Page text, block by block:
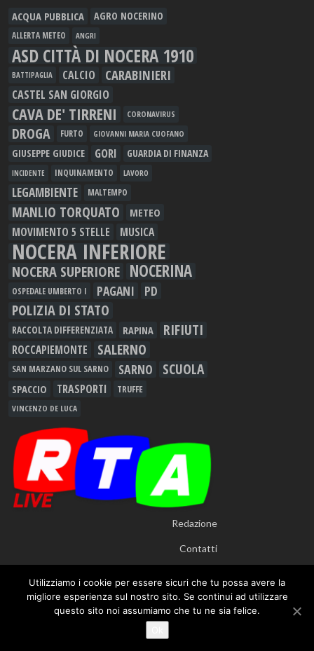
ACQUA PUBBLICA AGRO NOCERINO
ALLERTA METEO ANGRI
ASD CITTÀ DI NOCERA 1910
BATTIPAGLIA CALCIO CARABINIERI
CASTEL SAN GIORGIO
CAVA DE' TIRRENI CORONAVIRUS
DROGA FURTO GIOVANNI MARIA CUOFANO
GIUSEPPE GIUDICE GORI GUARDIA DI FINANZA
INCIDENTE INQUINAMENTO LAVORO
LEGAMBIENTE MALTEMPO
MANLIO TORQUATO METEO
MOVIMENTO 5 STELLE MUSICA
NOCERA INFERIORE
NOCERA SUPERIORE NOCERINA
OSPEDALE UMBERTO I PAGANI PD
POLIZIA DI STATO
RACCOLTA DIFFERENZIATA RAPINA RIFIUTI
ROCCAPIEMONTE SALERNO
SAN MARZANO SUL SARNO SARNO SCUOLA
SPACCIO TRASPORTI TRUFFE
VINCENZO DE LUCA
Redazione
Contatti
- Testata Giornalistica Registrata presso Tribunale di
Nocera Inferiore n.913/12 - TUTTI I DIRITTI RISERVATI
Utilizziamo i cookie per essere sicuri che tu possa avere la
migliore esperienza sul nostro sito. Se continui ad utilizzare
questo sito noi assumiamo che tu ne sia felice.